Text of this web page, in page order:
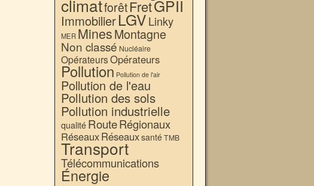
climatforêtFretGPII
ImmobilierLGVLinky
MER MinesMontagne
Non classé Nucléaire
OpérateursOpérateurs
Pollution Pollution de l'air
Pollution de l'eau
Pollution des sols
Pollution industrielle
qualité RouteRégionaux
RéseauxRéseauxsantéTMB
Transport
Télécommunications
Énergie